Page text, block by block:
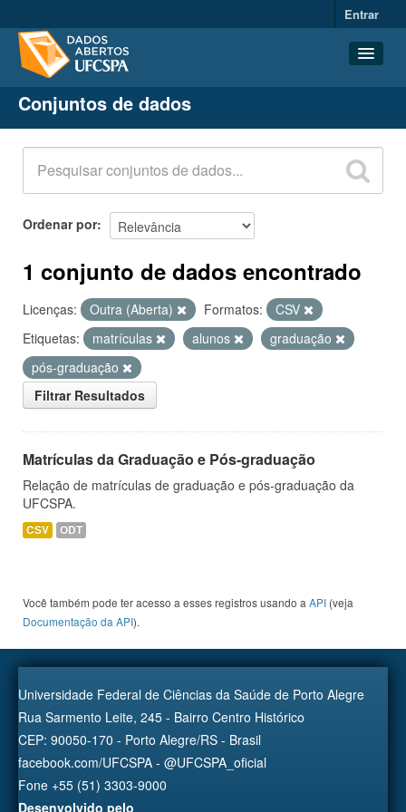
Entrar
Conjuntos de dados
Organizações
Grupos
Sobre
Conjuntos de dados
Ordenar por
1 conjunto de dados encontrado
Licenças: Outra (Aberta) Formatos:
CSV
Etiquetas:
matrículas alunos
graduação
pós-graduação
Filtrar Resultados
Matrículas da Graduação e Pós-graduação
Relação de matrículas de graduação e pós-graduação da
UFCSPA.
CSV ODT
Você também pode ter acesso a esses registros usando a API (veja
Documentação da API).
Universidade Federal de Ciências da Saúde de Porto Alegre
Rua Sarmento Leite, 245 - Bairro Centro Histórico
CEP: 90050-170 - Porto Alegre/RS - Brasil
facebook.com/UFCSPA - @UFCSPA_oficial
Fone +55 (51) 3303-9000
Desenvolvido pelo